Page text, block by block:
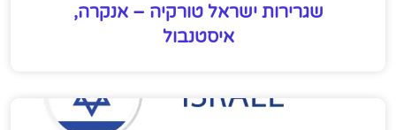
שגרירות ישראל טורקיה – אנקרה,
איסטנבול